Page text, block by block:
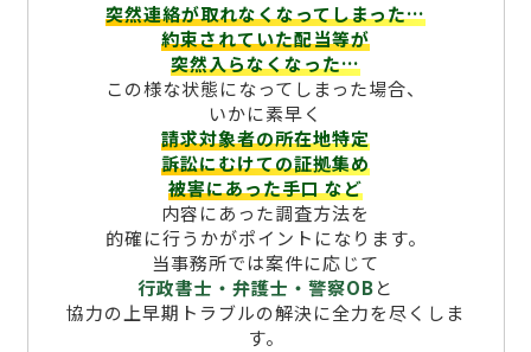
突然連絡が取れなくなってしまった…
約束されていた配当等が
突然入らなくなった…
この様な状態になってしまった場合、
いかに素早く
請求対象者の所在地特定
訴訟にむけての証拠集め
被害にあった手口など
内容にあった調査方法を
的確に行うかがポイントになります。
当事務所では案件に応じて
行政書士・弁護士・警察OBと
協力の上早期トラブルの解決に全力を尽くしま
す。